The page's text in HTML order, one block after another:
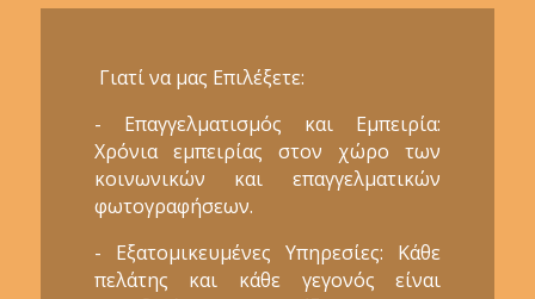
Γιατί να μας Επιλέξετε:
- Επαγγελματισμός και Εμπειρία:
Χρόνια εμπειρίας στον χώρο των
κοινωνικών και επαγγελματικών
φωτογραφήσεων.
- Εξατομικευμένες Υπηρεσίες: Κάθε
πελάτης και κάθε γεγονός είναι